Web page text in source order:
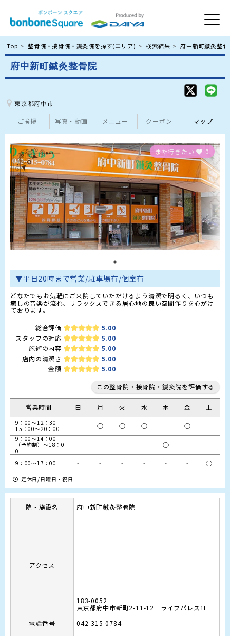
Top 整骨院・接骨院・鍼灸院を探す(エリア) 検索結果 府中新町鍼灸整
府中新町鍼灸整骨院
東京都府中市
ご挨拶 写真・動画 メニュー クーポン マップ
また行きたい 0
▼平日20時まで営業/駐車場有/個室有
どなたでもお気軽にご来院していただけるよう清潔で明るく、いつも
癒しの音楽が流れ、リラックスできる居心地の良い空間作りを心がけ
ております。
総合評価
5.00
スタッフの対応
5.00
施術の内容
5.00
店内の清潔さ
5.00
金額
5.00
この整骨院・接骨院・鍼灸院を評価する
営業時間 日 月 火 水 木 金 土
9：00～12：30
15：00～20：00
‐ ○ ○ ○ ‐ ○ ‐
9：00～14：00
（予約制）～18：0
0
‐ ‐ ‐ ‐ ○ ‐ ‐
9：00～17：00 ‐ ‐ ‐ ‐ ‐ ‐ ○
定休日/日曜日・祝日
院・施設名 府中新町鍼灸整骨院
アクセス
183-0052
東京都府中市新町2-11-12 ライフパレス1F
電話番号
042-315-0784